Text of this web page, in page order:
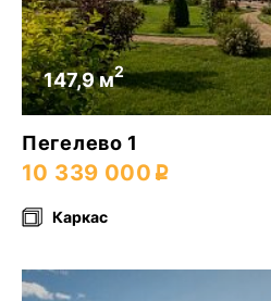
147,9 м2
Пегелево 1
10 339 000
Каркас